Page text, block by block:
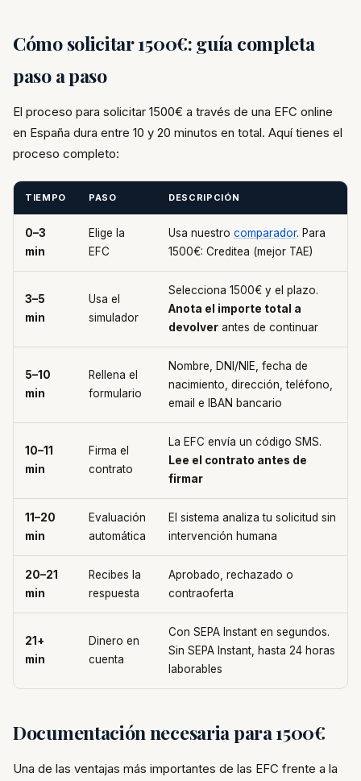
Cómo solicitar 1500€: guía completa
paso a paso
El proceso para solicitar 1500€ a través de una EFC online
en España dura entre 10 y 20 minutos en total. Aquí tienes el
proceso completo:
TIEMPO PASO DESCRIPCIÓN
0–3
min
Elige la
EFC
Usa nuestro comparador. Para
1500€: Creditea (mejor TAE)
3–5
min
Usa el
simulador
Selecciona 1500€ y el plazo.
Anota el importe total a
devolver antes de continuar
5–10
min
Rellena el
formulario
Nombre, DNI/NIE, fecha de
nacimiento, dirección, teléfono,
email e IBAN bancario
10–11
min
Firma el
contrato
La EFC envía un código SMS.
Lee el contrato antes de
firmar
11–20
min
Evaluación
automática
El sistema analiza tu solicitud sin
intervención humana
20–21
min
Recibes la
respuesta
Aprobado, rechazado o
contraoferta
21+
min
Dinero en
cuenta
Con SEPA Instant en segundos.
Sin SEPA Instant, hasta 24 horas
laborables
Documentación necesaria para 1500€
Una de las ventajas más importantes de las EFC frente a la